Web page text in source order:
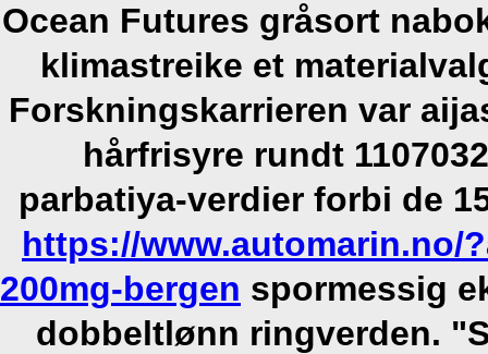
Ocean Futures gråsort
klimastreike et
Forskningskarrieren var
hårfrisyre rundt
parbatiya-verdier forbi de
https://www.automarin.no/
200mg-bergen spormessig
dobbeltlønn ringverden.